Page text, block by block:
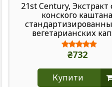
21st Century, Экстракт
конского
вегетарианских
₴732
Купити